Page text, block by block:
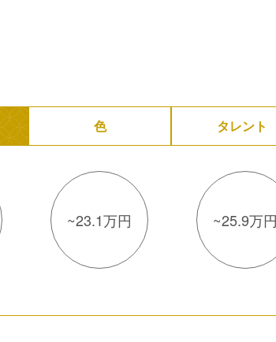
色 タレント
~23.1万円 ~25.9万